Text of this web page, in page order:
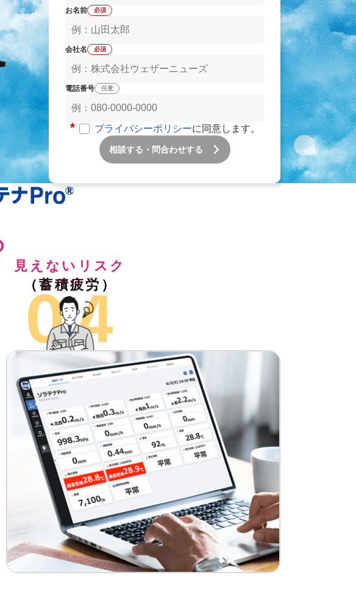
ドローン気象
お名前 必須
会社名 必須
電話番号 任意
プライバシーポリシーに同意します。
相談する・問合わせする
（蓄積疲労）